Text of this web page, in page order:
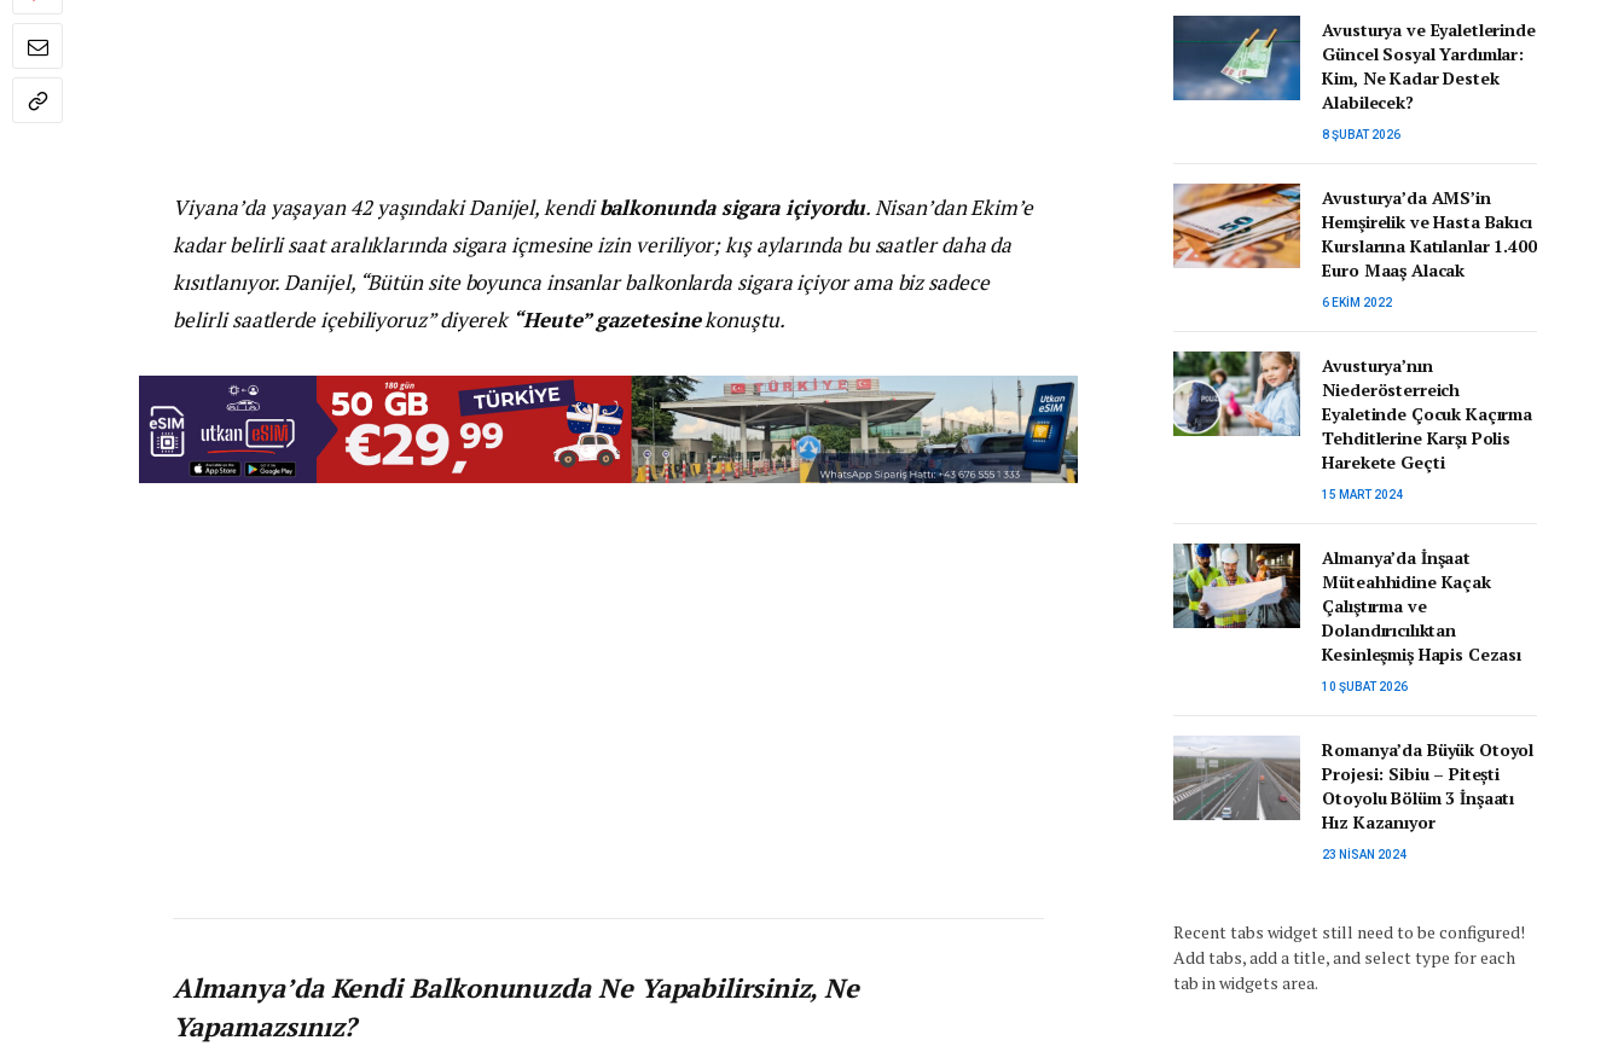
Viyana’da yaşayan 42 yaşındaki Danijel, kendibalkonunda sigara içiyordu. Nisan’dan Ekim’e
kadar belirli saat aralıklarında sigara içmesine izin veriliyor; kış aylarında bu saatler daha da
kısıtlanıyor. Danijel, “Bütün site boyunca insanlar balkonlarda sigara içiyor ama biz sadece
belirli saatlerde içebiliyoruz” diyerek “Heute” gazetesinekonuştu.
Almanya’da Kendi Balkonunuzda Ne Yapabilirsiniz, Ne
Yapamazsınız?
Avusturya ve Eyaletlerinde
Güncel Sosyal Yardımlar:
Kim, Ne Kadar Destek
Alabilecek?
8 ŞUBAT 2026
Avusturya’da AMS’in
Hemşirelik ve Hasta Bakıcı
Kurslarına Katılanlar 1.400
Euro Maaş Alacak
6 EKIM 2022
Avusturya’nın
Niederösterreich
Eyaletinde Çocuk Kaçırma
Tehditlerine Karşı Polis
Harekete Geçti
15 MART 2024
Almanya’da İnşaat
Müteahhidine Kaçak
Çalıştırma ve
Dolandırıcılıktan
Kesinleşmiş Hapis Cezası
10 ŞUBAT 2026
Romanya’da Büyük Otoyol
Projesi: Sibiu – Pitești
Otoyolu Bölüm 3 İnşaatı
Hız Kazanıyor
23 NISAN 2024
Recent tabs widget still need to be configured!
Add tabs, add a title, and select type for each
tab in widgets area.